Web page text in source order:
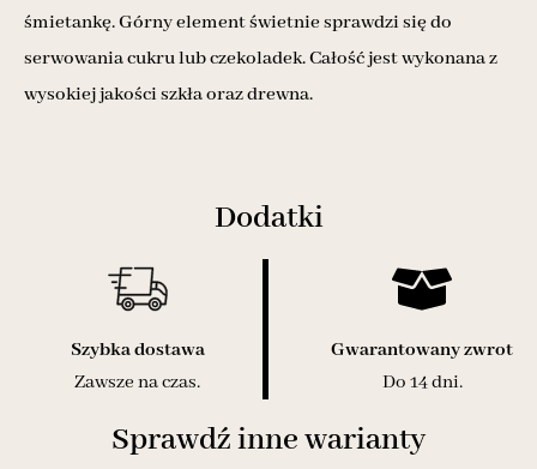
śmietankę. Górny element świetnie sprawdzi się do
serwowania cukru lub czekoladek. Całość jest wykonana z
wysokiej jakości szkła oraz drewna.
Dodatki
Szybka dostawa
Zawsze na czas.
Gwarantowany zwrot
Do 14 dni.
Sprawdź inne warianty